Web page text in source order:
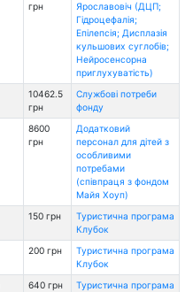
грн
Ярославовіч (ДЦП;
Гідроцефалія;
Епілепсія; Дисплазія
кульшових суглобів;
Нейросенсорна
приглухуватість)
10462.5
грн
Службові потреби
фонду
8600
грн
Додатковий
персонал для дітей з
особливими
потребами
(співпраця з фондом
Майя Хоуп)
150 грн
Туристична програма
Клубок
200 грн
Туристична програма
Клубок
640 грн
Туристична програма